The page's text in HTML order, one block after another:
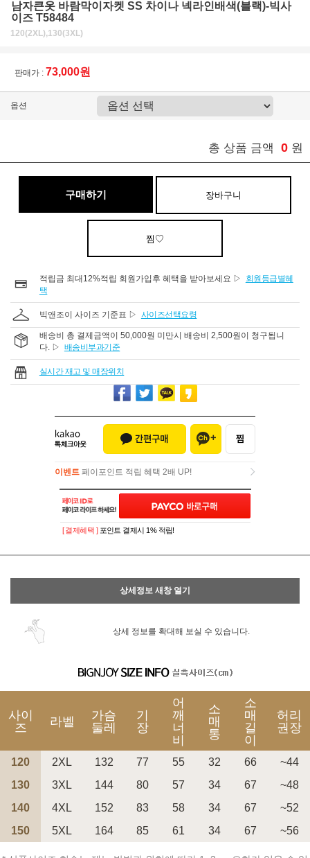
남자큰옷 바람막이자켓 SS 차이나 넥라인배색(블랙)-빅사
이즈 T58484
120(2XL),130(3XL)
판매가 : 73,000원
옵션
총 상품 금액 0 원
구매하기 장바구니
찜♡
적립금 최대12%적립 회원가입후 혜택을 받아보세요 ▷
회원등급별혜
택
빅앤조이 사이즈 기준표 ▷ 사이즈선택요령
배송비 총 결제금액이 50,000원 미만시 배송비 2,500원이 청구됩니
다. ▷ 배송비부과기준
실시간 재고 및 매장위치
이벤트 페이포인트 적립 혜택 2배 UP!
이벤트페이포인트 적립 혜택 2배 UP!
[ 결제혜택 ] 포인트 결제시 1% 적립!
상세정보 새창 열기
상세 정보를 확대해 보실 수 있습니다.
사이
즈
라벨
가슴
둘레
기
장
어
깨
너
비
소
매
통
소
매
길
이
허리
권장
120 2XL 132 77 55 32 66
~44
130
3XL 144 80 57 34 67
~48
140
4XL 152 83 58 34 67
~52
150
5XL 164 85 61 34 67 ~56